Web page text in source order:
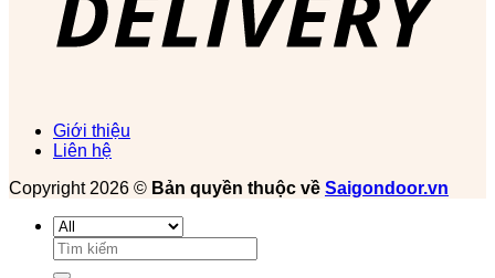
Giới thiệu
Liên hệ
Copyright 2026 © Bản quyền thuộc về Saigondoor.vn
Tìm
kiếm: